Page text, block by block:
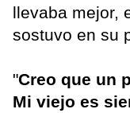
llevaba mejor,
sostuvo en su
"Creo que un
Mi viejo es